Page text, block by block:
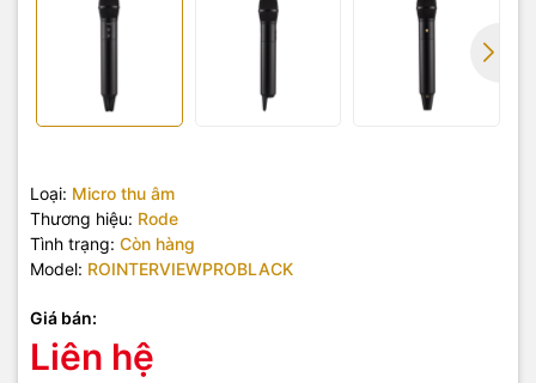
Loại: Micro thu âm
Thương hiệu: Rode
Tình trạng: Còn hàng
Model: ROINTERVIEWPROBLACK
Giá bán:
Liên hệ